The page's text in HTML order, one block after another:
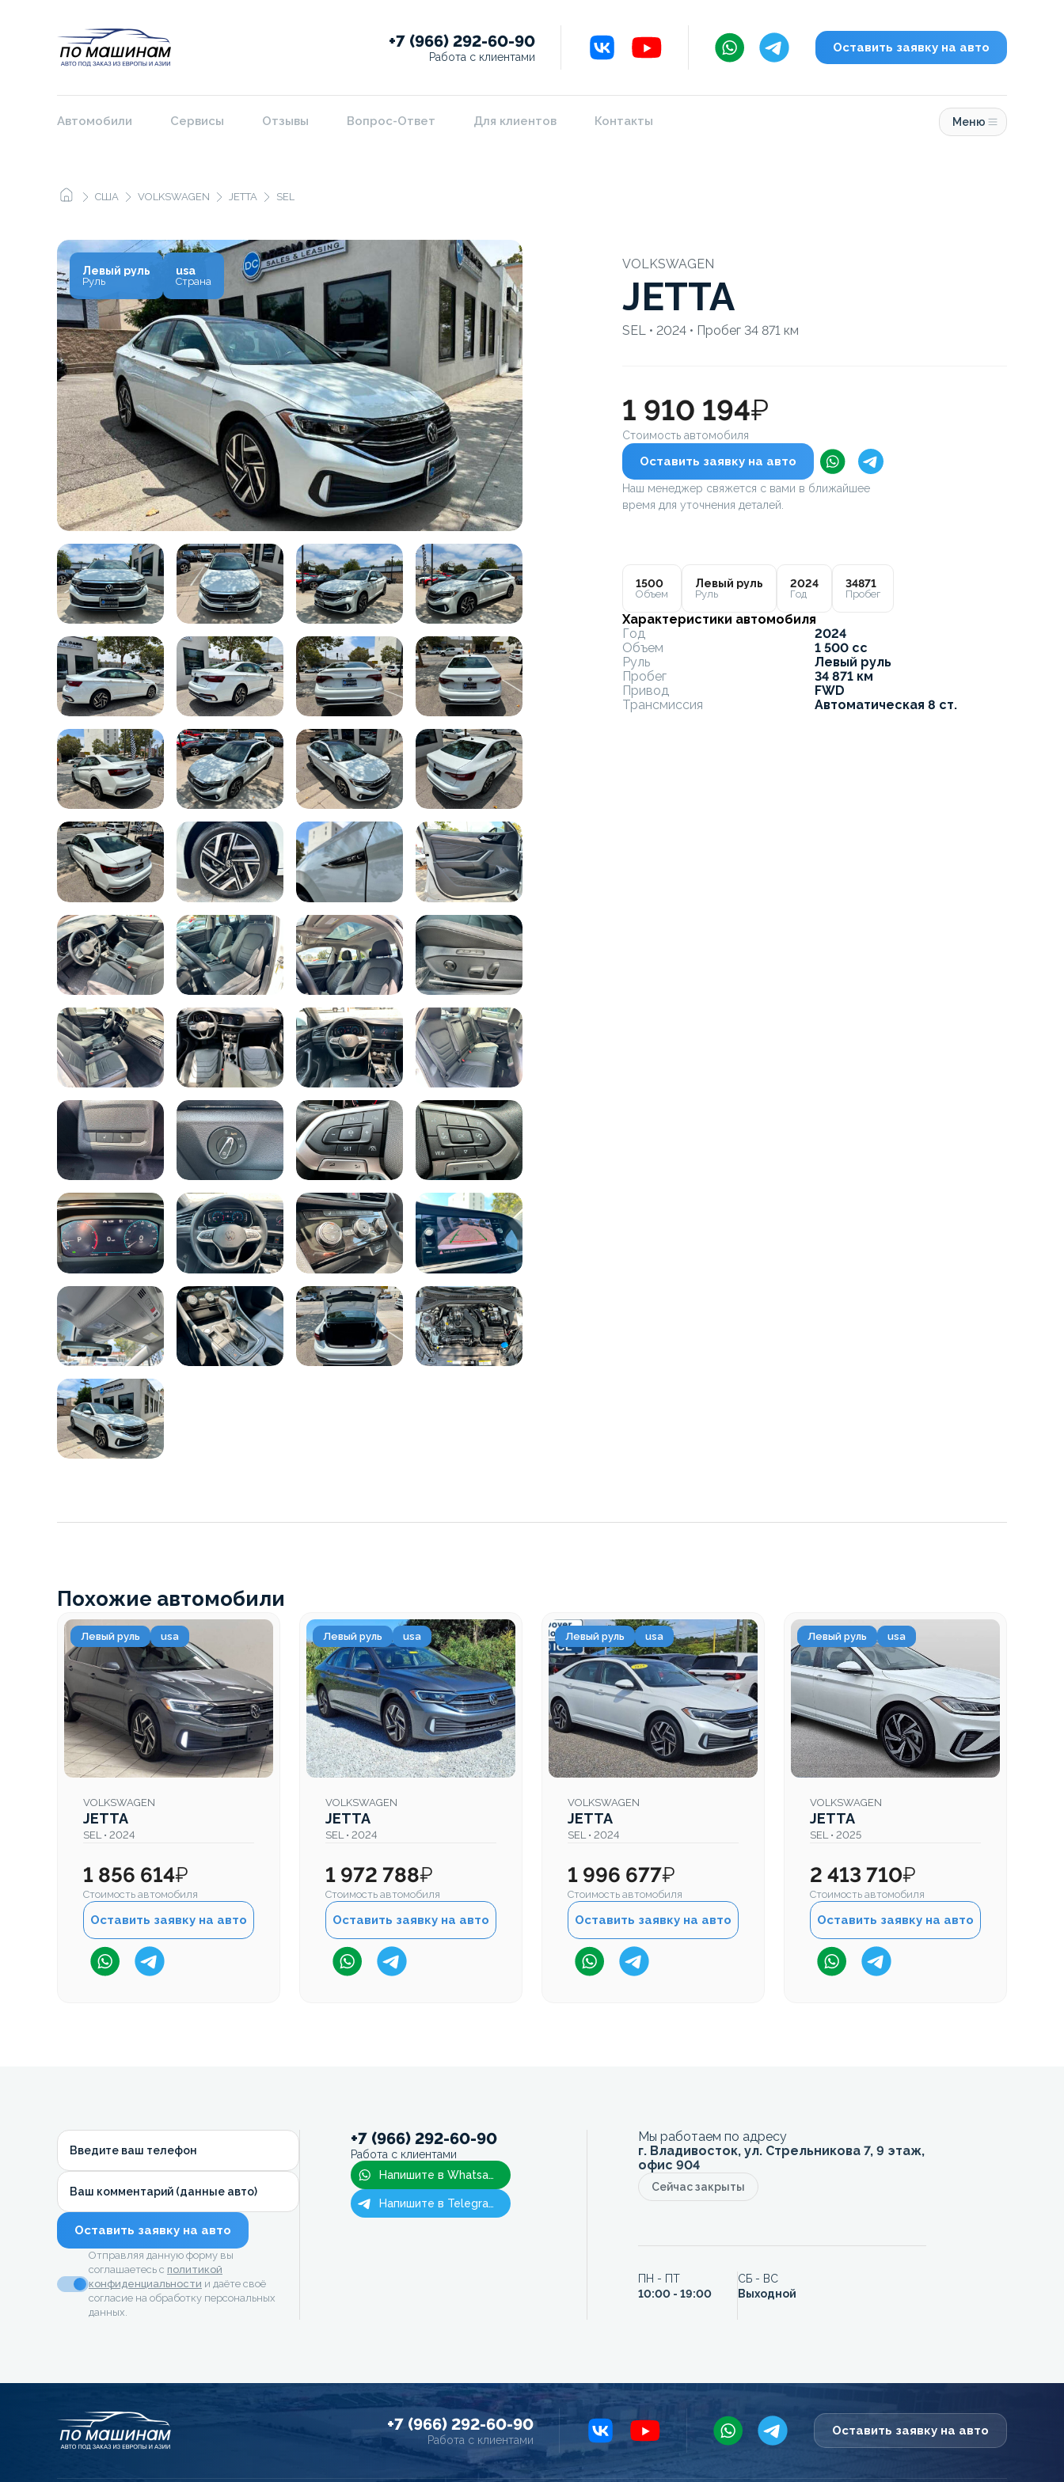
+7 (966) 292-60-90
Работа с клиентами
Оставить заявку на авто
Автомобили Сервисы Отзывы Вопрос-Ответ Для клиентов Контакты Меню
США VOLKSWAGEN JETTA SEL
VOLKSWAGEN
JETTA
SEL • 2024 • Пробег 34 871 км
Левый руль
Руль
usa
Страна
1 910 194₽
Стоимость автомобиля
Оставить заявку на авто
Наш менеджер свяжется с вами в ближайшее
время для уточнения деталей.
1500
Объем
Левый руль
Руль
2024
Год
34871
Пробег
Характеристики автомобиля
Год
2024
Объем
1 500 cc
Руль
Левый руль
Пробег
34 871 км
Привод
FWD
Трансмиссия
Автоматическая 8 ст.
Похожие автомобили
Левый руль usa
VOLKSWAGEN
JETTA
SEL • 2024
1 856 614₽
Стоимость автомобиля
Оставить заявку на авто
Левый руль usa
VOLKSWAGEN
JETTA
SEL • 2024
1 972 788₽
Стоимость автомобиля
Оставить заявку на авто
Левый руль usa
VOLKSWAGEN
JETTA
SEL • 2024
1 996 677₽
Стоимость автомобиля
Оставить заявку на авто
Левый руль usa
VOLKSWAGEN
JETTA
SEL • 2025
2 413 710₽
Стоимость автомобиля
Оставить заявку на авто
Введите ваш телефон
Ваш комментарий (данные авто)
Оставить заявку на авто
Отправляя данную форму вы
соглашаетесь с политикой
конфиденциальности и даёте своё
согласие на обработку персональных
данных.
+7 (966) 292-60-90
Работа с клиентами
Напишите в Whatsapp
Напишите в Telegram
Мы работаем по адресу
г. Владивосток, ул. Стрельникова 7, 9 этаж,
офис 904
Сейчас закрыты
ПН - ПТ
10:00 - 19:00
СБ - ВС
Выходной
+7 (966) 292-60-90
Работа с клиентами
Оставить заявку на авто